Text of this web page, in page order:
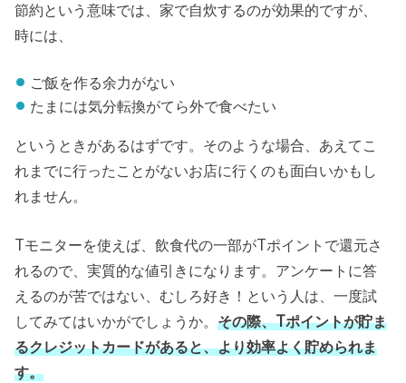
節約という意味では、家で自炊するのが効果的ですが、
時には、
ご飯を作る余力がない
たまには気分転換がてら外で食べたい
というときがあるはずです。そのような場合、あえてこ
れまでに行ったことがないお店に行くのも面白いかもし
れません。
Tモニターを使えば、飲食代の一部がTポイントで還元さ
れるので、実質的な値引きになります。アンケートに答
えるのが苦ではない、むしろ好き！という人は、一度試
してみてはいかがでしょうか。その際、Tポイントが貯ま
るクレジットカードがあると、より効率よく貯められま
す。